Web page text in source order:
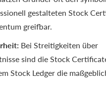
gestalteten Stock
greifbar.
Bei Streitigkeiten über
sind die Stock
Stock Ledger die